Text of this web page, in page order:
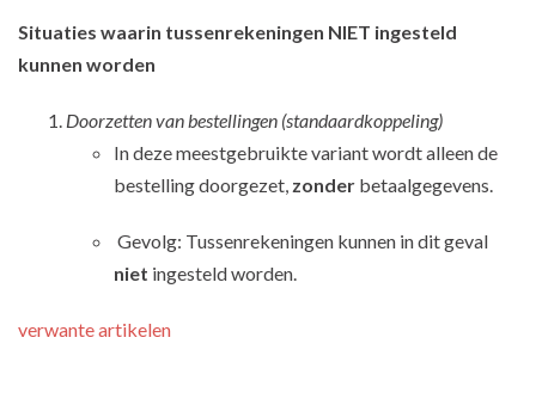
Situaties waarin tussenrekeningen NIET ingesteld
kunnen worden
Doorzetten van bestellingen (standaardkoppeling)
In deze meestgebruikte variant wordt alleen de
bestelling doorgezet, zonder betaalgegevens.
Gevolg: Tussenrekeningen kunnen in dit geval
niet ingesteld worden.
verwante artikelen